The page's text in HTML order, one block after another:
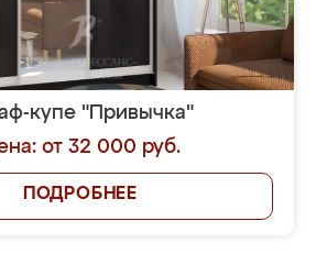
купе "Привычка"
от 32 000 руб.
ПОДРОБНЕЕ